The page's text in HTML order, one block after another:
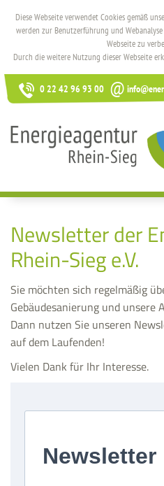
0 22 42 96 93 00 @
Newsletter der
Rhein-Sieg e.V.
Sie möchten sich regelmäßig
Gebäudesanierung und
Dann nutzen Sie unseren
auf dem Laufenden!
Vielen Dank für Ihr Interesse.
Diese Webseite verwendet Cookies gemäß
werden zur Benutzerführung und
Webseite zu
Durch die weitere Nutzung dieser Webseite